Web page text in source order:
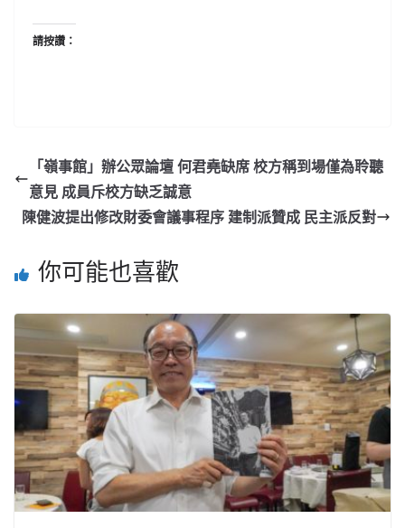
請按讚：
「嶺事館」辦公眾論壇 何君堯缺席 校方稱到場僅為聆聽
意見 成員斥校方缺乏誠意
陳健波提出修改財委會議事程序 建制派贊成 民主派反對
你可能也喜歡